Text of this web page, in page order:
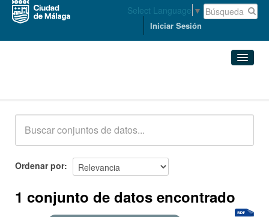
Select Language ▼
Iniciar Sesión
Acerca de
Ordenar por
1 conjunto de datos encontrado